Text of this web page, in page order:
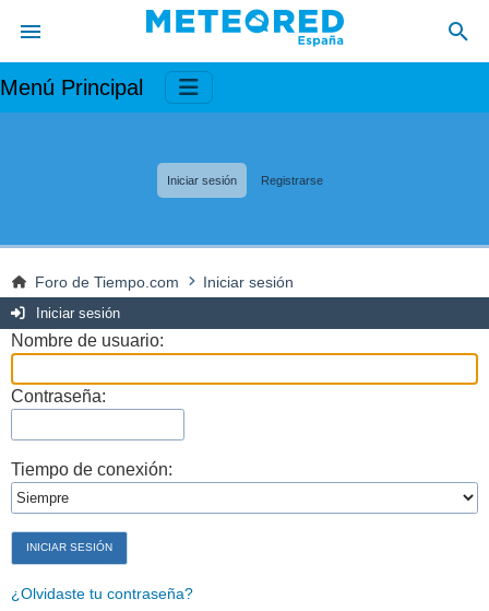
Menú Principal
Iniciar sesión Registrarse
Foro de Tiempo.com Iniciar sesión
Iniciar sesión
Nombre de usuario:
Contraseña:
Tiempo de conexión:
¿Olvidaste tu contraseña?